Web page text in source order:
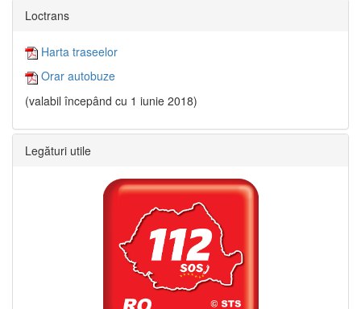
Loctrans
Harta traseelor
Orar autobuze
(valabil începând cu 1 iunie 2018)
Legături utile